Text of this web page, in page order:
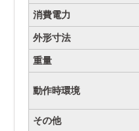
消費電力
外形寸法
重量
動作時環境
その他